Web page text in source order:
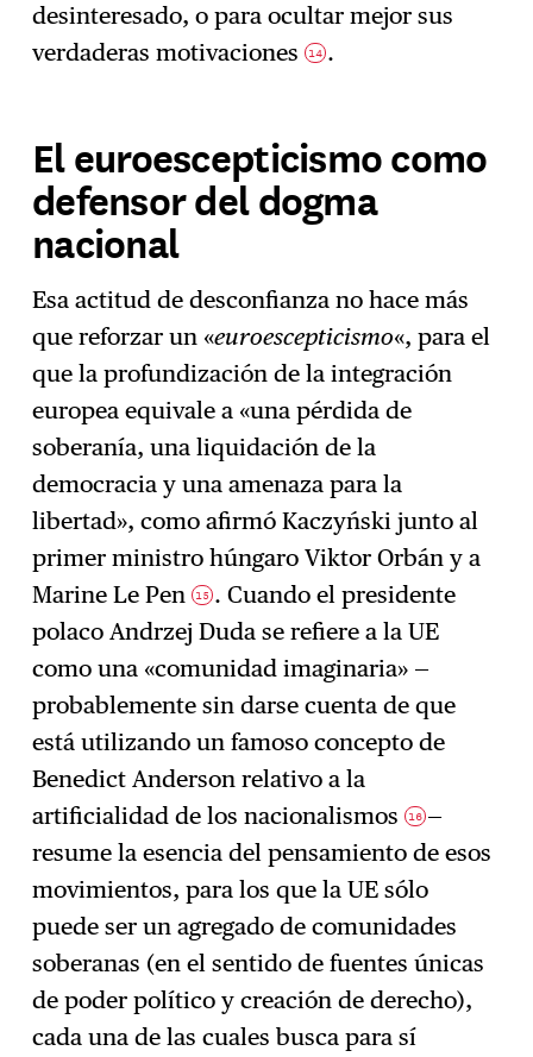
desinteresado, o para ocultar mejor sus
verdaderas motivaciones14 .
El euroescepticismo como
defensor del dogma
nacional
Esa actitud de desconfianza no hace más
que reforzar un «euroescepticismo«, para el
que la profundización de la integración
europea equivale a «una pérdida de
soberanía, una liquidación de la
democracia y una amenaza para la
libertad», como afirmó Kaczyński junto al
primer ministro húngaro Viktor Orbán y a
Marine Le Pen15 . Cuando el presidente
polaco Andrzej Duda se refiere a la UE
como una «comunidad imaginaria» —
probablemente sin darse cuenta de que
está utilizando un famoso concepto de
Benedict Anderson relativo a la
artificialidad de los nacionalismos16 —
resume la esencia del pensamiento de esos
movimientos, para los que la UE sólo
puede ser un agregado de comunidades
soberanas (en el sentido de fuentes únicas
de poder político y creación de derecho),
cada una de las cuales busca para sí